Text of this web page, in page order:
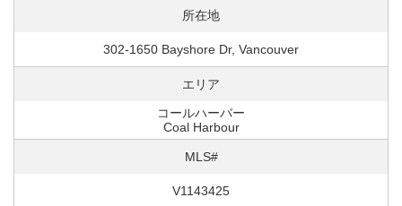
所在地
302-1650 Bayshore Dr, Vancouver
エリア
コールハーバー
Coal Harbour
MLS#
V1143425